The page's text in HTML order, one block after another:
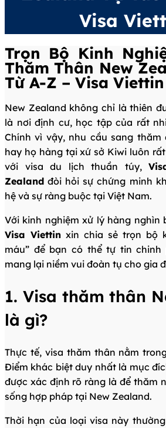
Visa
Trọn Bộ Kinh
Thăm Thân New
Từ A-Z – Visa Viettin
New Zealand không chỉ là thiên
là nơi định cư, học tập của rất
Chính vì vậy, nhu cầu sang thăm
hay họ hàng tại xứ sở Kiwi luôn
với visa du lịch thuần túy,
Zealand đòi hỏi sự chứng minh
hệ và sự ràng buộc tại Việt Nam.
Với kinh nghiệm xử lý hàng nghìn
Visa Viettin xin chia sẻ trọn bộ
máu” để bạn có thể tự tin chinh
mang lại niềm vui đoàn tụ cho gia
1. Visa thăm thân
là gì?
Thực tế, visa thăm thân nằm
Điểm khác biệt duy nhất là mục
được xác định rõ ràng là để thăm
sống hợp pháp tại New Zealand.
Thời hạn của loại visa này